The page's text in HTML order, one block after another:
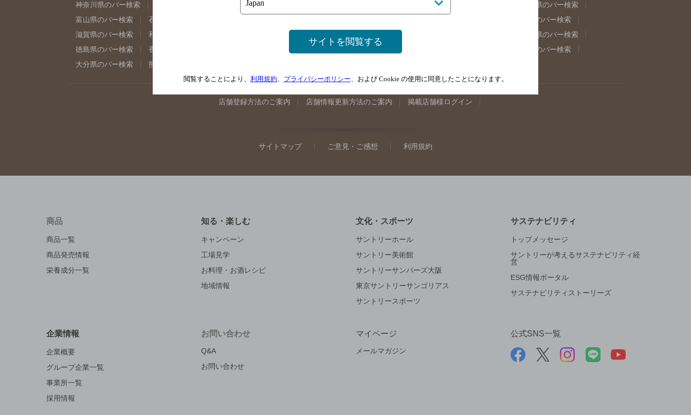
神奈川県のバー検索
埼玉県のバー検索
岐阜県のバー検索
富山県のバー検索
石川県のバー検索
奈良県のバー検索
滋賀県のバー検索
和歌山県のバー検索 山口県のバー検索
島根県のバー検索
徳島県のバー検索
香川県のバー検索
佐賀県のバー検索
大分県のバー検索
熊本県のバー検索
店舗登録方法のご案内 店舗情報更新方法のご案内 掲載店舗様ログイン
サイトマップ ご意見・ご感想 利用規約
商品
商品一覧
商品発売情報
栄養成分一覧
知る・楽しむ
キャンペーン
工場見学
お料理・お酒レシピ
地域情報
文化・スポーツ
サントリーホール
サントリー美術館
サントリーサンバーズ大阪
東京サントリーサンゴリアス
サントリースポーツ
サステナビリティ
トップメッセージ
サントリーが考えるサステナビリティ経
営
ESG情報ポータル
サステナビリティストーリーズ
企業情報
企業概要
グループ企業一覧
事業所一覧
採用情報
お問い合わせ
Q&A
お問い合わせ
マイページ
メールマガジン
公式SNS一覧
サイトを閲覧する
閲覧することにより、 利用規約、 プライバシーポリシー、および Cookie の使用に同意したことになります。